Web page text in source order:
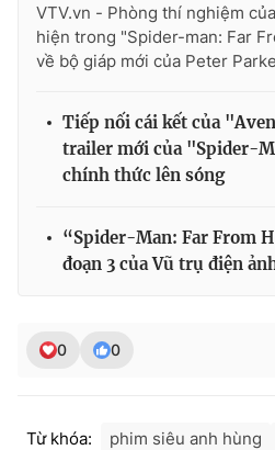
VTV.vn - Phòng thí nghiệm
hiện trong "Spider-man: Far
về bộ giáp mới của Peter
Tiếp nối cái kết của
trailer mới của "Spider-
chính thức lên sóng
“Spider-Man: Far From
đoạn 3 của Vũ trụ điện
0 0
Từ khóa: phim siêu anh hùng